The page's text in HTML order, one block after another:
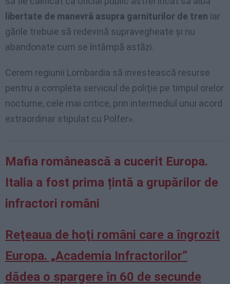
libertate de manevră asupra garniturilor de tren iar
gările trebuie să redevină supravegheate şi nu
abandonate cum se întâmpă astăzi.
Cerem regiunii Lombardia să investească resurse
pentru a completa serviciul de poliţie pe timpul orelor
nocturne, cele mai critice, prin intermediul unui acord
extraordinar stipulat cu Polfer».
Mafia românească a cucerit Europa.
Italia a fost prima țintă a grupărilor de
infractori români
Reţeaua de hoţi români care a îngrozit
Europa. „Academia Infractorilor”
dădea o spargere în 60 de secunde